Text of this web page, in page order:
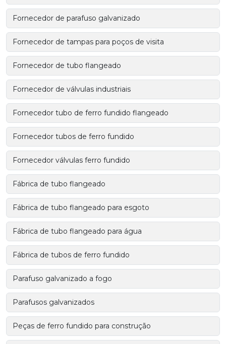
Fornecedor de parafuso galvanizado
Fornecedor de tampas para poços de visita
Fornecedor de tubo flangeado
Fornecedor de válvulas industriais
Fornecedor tubo de ferro fundido flangeado
Fornecedor tubos de ferro fundido
Fornecedor válvulas ferro fundido
Fábrica de tubo flangeado
Fábrica de tubo flangeado para esgoto
Fábrica de tubo flangeado para água
Fábrica de tubos de ferro fundido
Parafuso galvanizado a fogo
Parafusos galvanizados
Peças de ferro fundido para construção